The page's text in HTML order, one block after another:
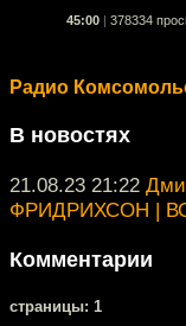
45:00 378334
Радио
В новостях
21.08.23 21:22
ФРИДРИХСОН |
Комментарии
cтраницы: 1